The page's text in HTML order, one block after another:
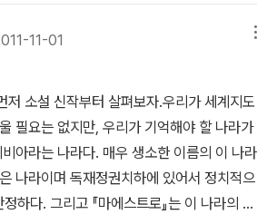
니까. ㅎㅎㅎㅎㅎ 그리고 발견한 또 다른 반
생각 할 것도 없이 장바구니에 넣었다. 아~
고 산다는 것 잊고 있었는데 반값이래. 울
2편이 품절이라. 구입 때까지 읽지 않으
다. 표지를 만지고 말았어. ㅠㅠ 이건 상당
제프리 디버도 나에겐 이유가 없다. 미미
권이 나왔다. 아끼고 있는 책 아. 봐야하
나?
길이 아니다)그리고 친애하옵는 용노사는
라..종남파의 군림천하보다 더 시급하고 긴
옥의 애정문제는 어찌 되는지...진산월과
말인가 ? 그대로 끝장나버리는건가 ?항간에
에 경악하고 있는 1인 -.-;;
팽팽한 긴장감을 계속 유지시켰던 그 디버
정도로 우리의 신경을 마구잡이로 늘여줄지
에 김훈이 다시 돌아왔다. 이번에도 역사
교를 믿어 흑산도로 유배를 가서 거기서 '자
과 그의 조카 사위 황사영이 주인공이다. 성
조선에 그와 전혀 다른 논리로 다른 세계를
으로 '너머를 보았지만 다시 세상으로 돌아
'그 너머에 머물고자 했었던 자'의 이야기를
다시 돌아온 그가 어떤 변화된 모습을 보
11-01
저 소설 신작부터 살펴보자.우리가 세계지도
필요는 없지만, 우리가 기억해야 할 나라가
아라는 나라다. 매우 생소한 이름의 이 나라
나라이며 독재정권치하에 있어서 정치적으
하다. 그리고 『마에스트로』는 이 나라의 한